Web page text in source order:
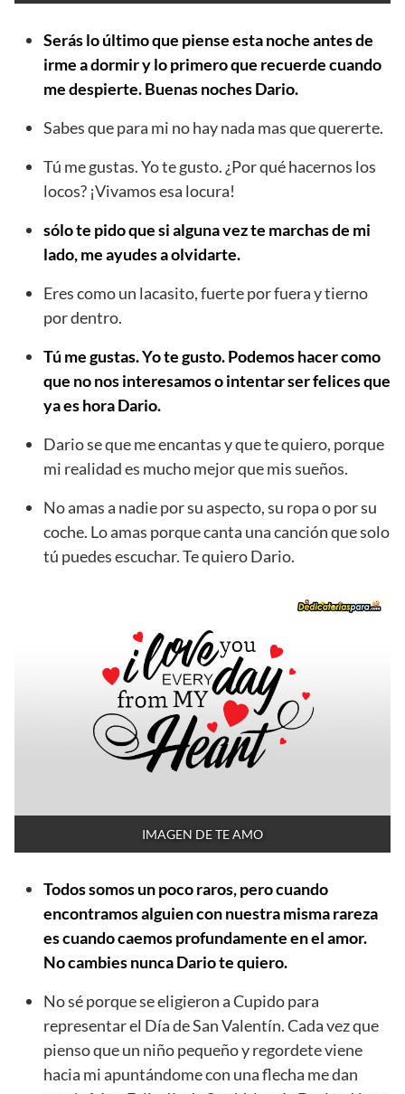
Serás lo último que piense esta noche antes de
irme a dormir y lo primero que recuerde cuando
me despierte. Buenas noches Dario.
Sabes que para mi no hay nada mas que quererte.
Tú me gustas. Yo te gusto. ¿Por qué hacernos los
locos? ¡Vivamos esa locura!
sólo te pido que si alguna vez te marchas de mi
lado, me ayudes a olvidarte.
Eres como un lacasito, fuerte por fuera y tierno
por dentro.
Tú me gustas. Yo te gusto. Podemos hacer como
que no nos interesamos o intentar ser felices que
ya es hora Dario.
Dario se que me encantas y que te quiero, porque
mi realidad es mucho mejor que mis sueños.
No amas a nadie por su aspecto, su ropa o por su
coche. Lo amas porque canta una canción que solo
tú puedes escuchar. Te quiero Dario.
IMAGEN DE TE AMO
Todos somos un poco raros, pero cuando
encontramos alguien con nuestra misma rareza
es cuando caemos profundamente en el amor.
No cambies nunca Dario te quiero.
No sé porque se eligieron a Cupido para
representar el Día de San Valentín. Cada vez que
pienso que un niño pequeño y regordete viene
hacia mi apuntándome con una flecha me dan